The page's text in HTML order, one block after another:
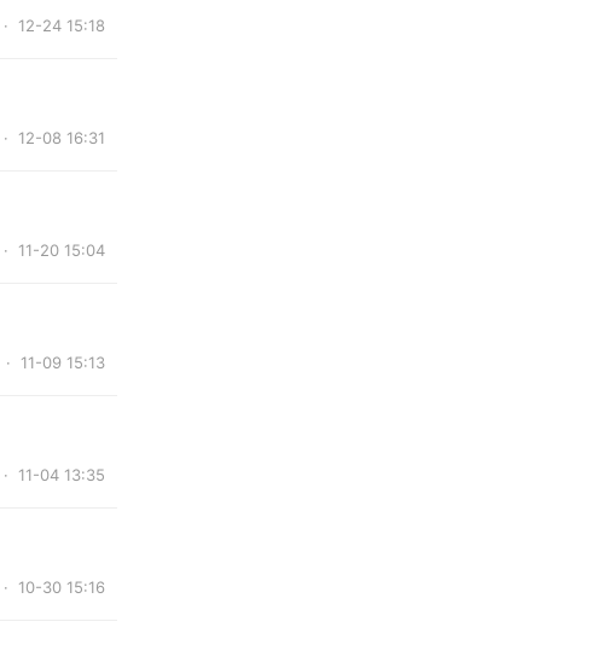
· 12-24 15:18
· 12-08 16:31
· 11-20 15:04
· 11-09 15:13
· 11-04 13:35
· 10-30 15:16